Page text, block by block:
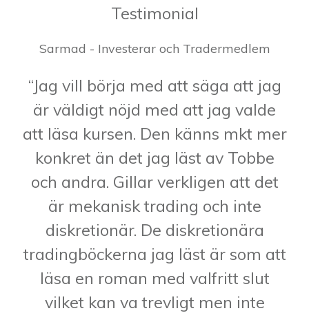
Testimonial
Sarmad - Investerar och Tradermedlem
“Jag vill börja med att säga att jag
är väldigt nöjd med att jag valde
att läsa kursen. Den känns mkt mer
konkret än det jag läst av Tobbe
och andra. Gillar verkligen att det
är mekanisk trading och inte
diskretionär. De diskretionära
tradingböckerna jag läst är som att
läsa en roman med valfritt slut
vilket kan va trevligt men inte